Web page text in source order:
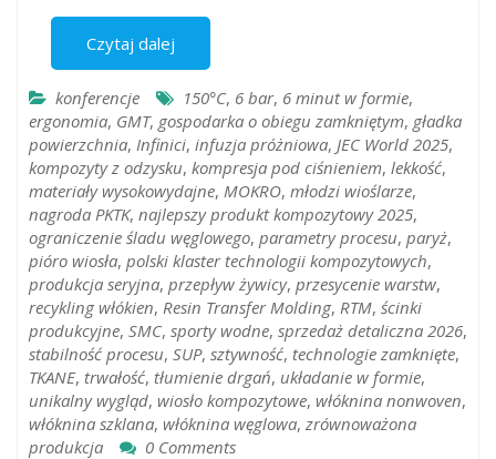
Czytaj dalej
konferencje 150°C, 6 bar, 6 minut w formie,
ergonomia, GMT, gospodarka o obiegu zamkniętym, gładka
powierzchnia, Infinici, infuzja próżniowa, JEC World 2025,
kompozyty z odzysku, kompresja pod ciśnieniem, lekkość,
materiały wysokowydajne, MOKRO, młodzi wioślarze,
nagroda PKTK, najlepszy produkt kompozytowy 2025,
ograniczenie śladu węglowego, parametry procesu, paryż,
pióro wiosła, polski klaster technologii kompozytowych,
produkcja seryjna, przepływ żywicy, przesycenie warstw,
recykling włókien, Resin Transfer Molding, RTM, ścinki
produkcyjne, SMC, sporty wodne, sprzedaż detaliczna 2026,
stabilność procesu, SUP, sztywność, technologie zamknięte,
TKANE, trwałość, tłumienie drgań, układanie w formie,
unikalny wygląd, wiosło kompozytowe, włóknina nonwoven,
włóknina szklana, włóknina węglowa, zrównoważona
produkcja
0 Comments